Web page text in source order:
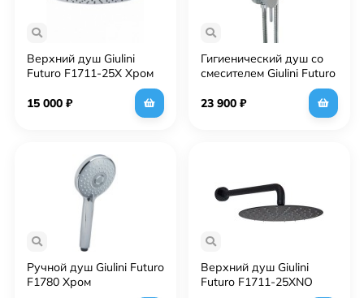
Верхний душ Giulini
Futuro F1711-25X Хром
15 000 ₽
Гигиенический душ со
смесителем Giulini Futuro
RU-GIU.FSH25/1531CR
Хром
23 900 ₽
Ручной душ Giulini Futuro
F1780 Хром
Верхний душ Giulini
Futuro F1711-25XNO